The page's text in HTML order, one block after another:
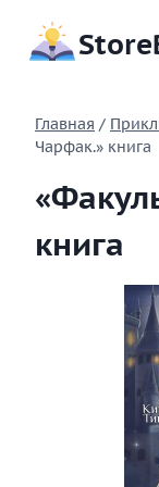
содержимому
Главная /
Чарфак.» книга
книга